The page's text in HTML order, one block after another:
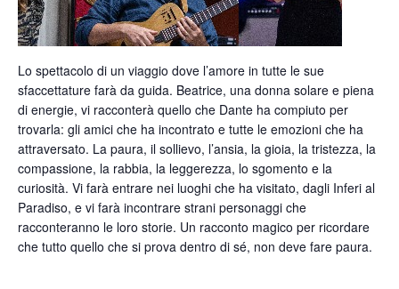
Lo spettacolo di un viaggio dove l’amore in tutte le sue
sfaccettature farà da guida. Beatrice, una donna solare e piena
di energie, vi racconterà quello che Dante ha compiuto per
trovarla: gli amici che ha incontrato e tutte le emozioni che ha
attraversato. La paura, il sollievo, l’ansia, la gioia, la tristezza, la
compassione, la rabbia, la leggerezza, lo sgomento e la
curiosità. Vi farà entrare nei luoghi che ha visitato, dagli Inferi al
Paradiso, e vi farà incontrare strani personaggi che
racconteranno le loro storie. Un racconto magico per ricordare
che tutto quello che si prova dentro di sé, non deve fare paura.